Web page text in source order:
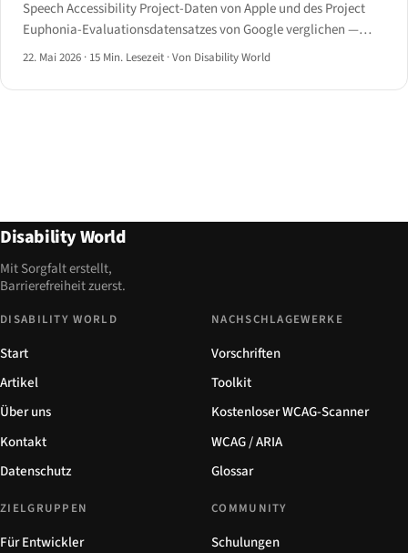
Speech Accessibility Project-Daten von Apple und des Project
Euphonia-Evaluationsdatensatzes von Google verglichen —
Wortefehlerrate und Absichtserkennung nach Sprachzustand.
22. Mai 2026 · 15 Min. Lesezeit ·Von Disability World
Disability World
Mit Sorgfalt erstellt,
Barrierefreiheit zuerst.
DISABILITY WORLD
Start
Artikel
Über uns
Kontakt
Datenschutz
NACHSCHLAGEWERKE
Vorschriften
Toolkit
Kostenloser WCAG-Scanner
WCAG / ARIA
Glossar
ZIELGRUPPEN
Für Entwickler
COMMUNITY
Schulungen